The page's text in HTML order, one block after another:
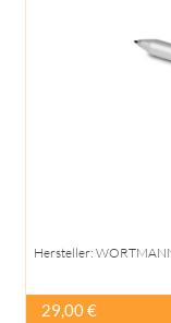
Hersteller:
29,00 €